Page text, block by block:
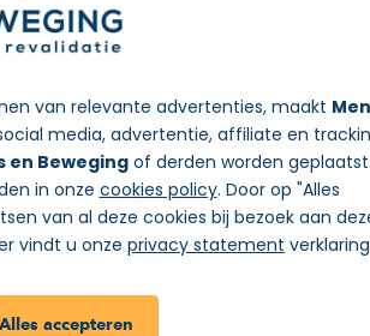
van relevante advertenties, maakt
media, advertentie, affiliate en
en Bewegingof derden worden geplaatst.
in onze cookies policy. Door op "Alles
van al deze cookies bij bezoek aan
vindt u onze privacy statement
Alles accepteren
JA